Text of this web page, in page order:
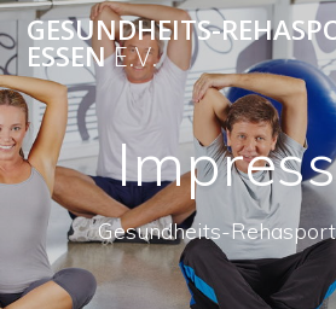
Skip
to
content
GESUNDHEITS-
ESSENE.V.
Gesundheits-